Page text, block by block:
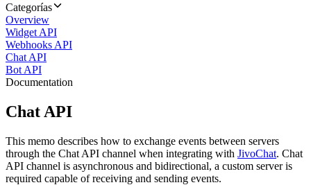
Categorías
Overview
Widget API
Webhooks API
Chat API
Bot API
Documentation
Chat API
This memo describes how to exchange events between servers
through the Chat API channel when integrating with JivoChat. Chat
API channel is asynchronous and bidirectional, a custom server is
required capable of receiving and sending events.